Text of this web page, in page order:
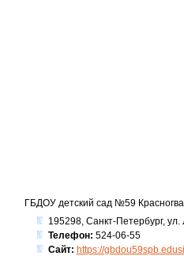
ГБДОУ детский сад №59
195298, Санкт-Петербург, ул.
Телефон: 524-06-55
Сайт: https://